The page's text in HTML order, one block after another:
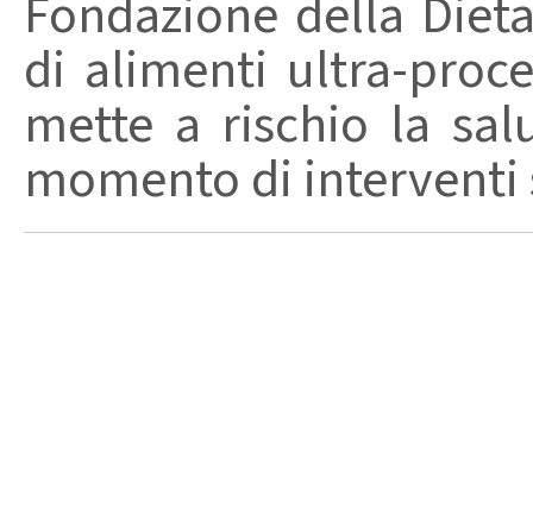
Fondazione della
di alimenti ultra-
mette a rischio la
momento di